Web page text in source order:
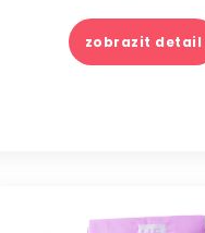
zobrazit detail